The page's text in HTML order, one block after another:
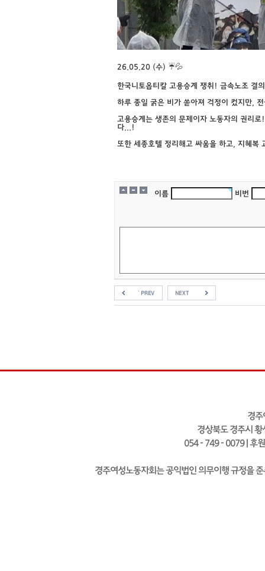
26.05.20 (수) ☔️💦
한국니토옵티칼 고용승계 쟁취! 금속노조 결
하루 종일 굵은 비가 쏟아져 걱정이 컸지만,
고용승계는 생존의 문제이자 노동자의 권리
다...!
또한 세종호텔 정리해고 싸움을 하고, 지혜복
이름 비번
경주
경상북도 경주시
054 - 749 - 0079 | 후
경주여성노동자회는 공익법인 의무이행 규정을